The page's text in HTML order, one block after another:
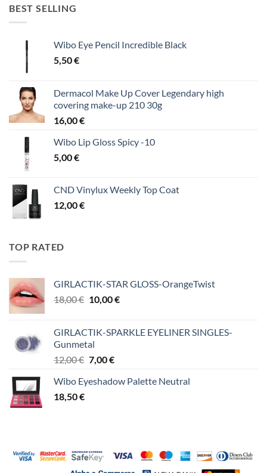
BEST SELLING
Wibo Eye Pencil Incredible Black
5,50€
Dermacol Make Up Cover Legendary high
covering make-up 210 30g
16,00€
Wibo Lip Gloss Spicy -10
5,00€
CND Vinylux Weekly Top Coat
12,00€
TOP RATED
GIRLACTIK-STAR GLOSS-OrangeTwist
18,00€ Original
18,00 €.
10,00€Η
είναι:
GIRLACTIK-SPARKLE EYELINER SINGLES-
Gunmetal
12,00€ Original
was:
7,00€Η
τιμή
Wibo Eyeshadow Palette Neutral
18,50€